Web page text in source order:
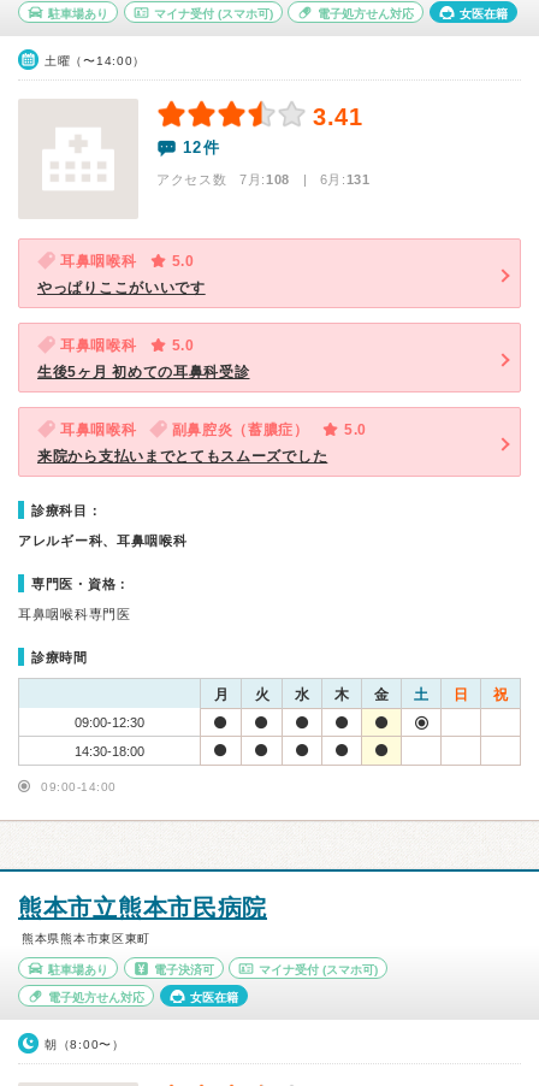
駐車場あり マイナ受付(スマホ可) 電子処方せん対応 女医在籍
土曜（〜14:00）
3.41
12件
アクセス数 7月:108 | 6月:131
耳鼻咽喉科
5.0
やっぱりここがいいです
耳鼻咽喉科
5.0
生後5ヶ月 初めての耳鼻科受診
耳鼻咽喉科 副鼻腔炎（蓄膿症）
5.0
来院から支払いまでとてもスムーズでした
診療科目：
アレルギー科、耳鼻咽喉科
専門医・資格：
耳鼻咽喉科専門医
診療時間
月 火 水 木 金 土 日 祝
09:00-12:30
14:30-18:00
09:00-14:00
熊本市立熊本市民病院
熊本県熊本市東区東町
駐車場あり 電子決済可 マイナ受付 (スマホ可)
電子処方せん対応 女医在籍
朝（8:00〜）